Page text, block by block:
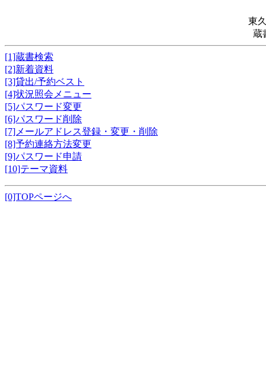
東
蔵
[1]蔵書検索
[2]新着資料
[3]貸出/予約ベスト
[4]状況照会メニュー
[5]パスワード変更
[6]パスワード削除
[7]メールアドレス登録・変更・削除
[8]予約連絡方法変更
[9]パスワード申請
[10]テーマ資料
[0]TOPページへ